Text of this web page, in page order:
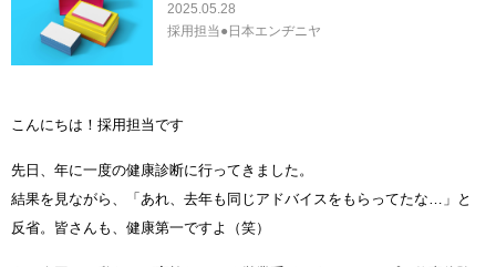
2025.05.28
採用担当●日本エンヂニヤ
こんにちは！採用担当です
先日、年に一度の健康診断に行ってきました。
結果を見ながら、「あれ、去年も同じアドバイスをもらってたな…」と
反省。 皆さんも、健康第一ですよ（笑）